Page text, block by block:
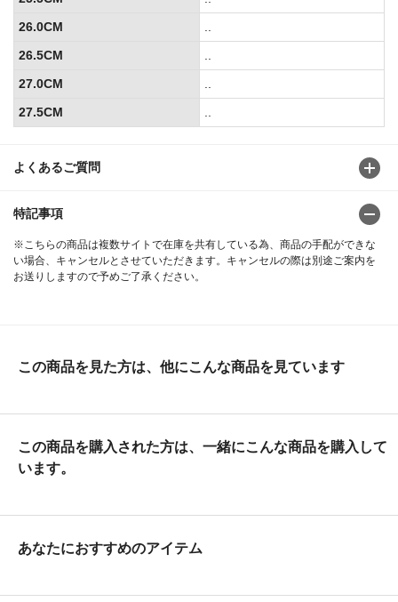
よくあるご質問
特記事項
※こちらの商品は複数サイトで在庫を共有している為、商品の手配ができな
い場合、キャンセルとさせていただきます。キャンセルの際は別途ご案内を
お送りしますので予めご了承ください。
26.0CM
26.5CM
27.0CM
27.5CM
この商品を見た方は、他にこんな商品を見ています
この商品を購入された方は、一緒にこんな商品を購入して
います。
あなたにおすすめのアイテム